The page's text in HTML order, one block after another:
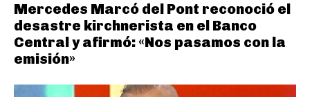
Mercedes Marcó del Pont reconoció el
desastre kirchnerista en el Banco
Central y afirmó: «Nos pasamos con la
emisión»